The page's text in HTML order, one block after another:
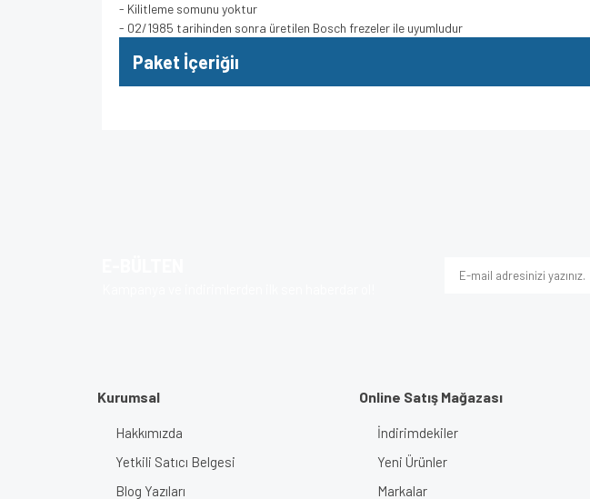
- Kilitleme somunu yoktur
- 02/1985 tarihinden sonra üretilen Bosch frezeler ile uyumludur
Paket İçeriğiı
Kurumsal
Hakkımızda
Yetkili Satıcı Belgesi
Blog Yazıları
Online Satış Mağazası
İndirimdekiler
Yeni Ürünler
Markalar